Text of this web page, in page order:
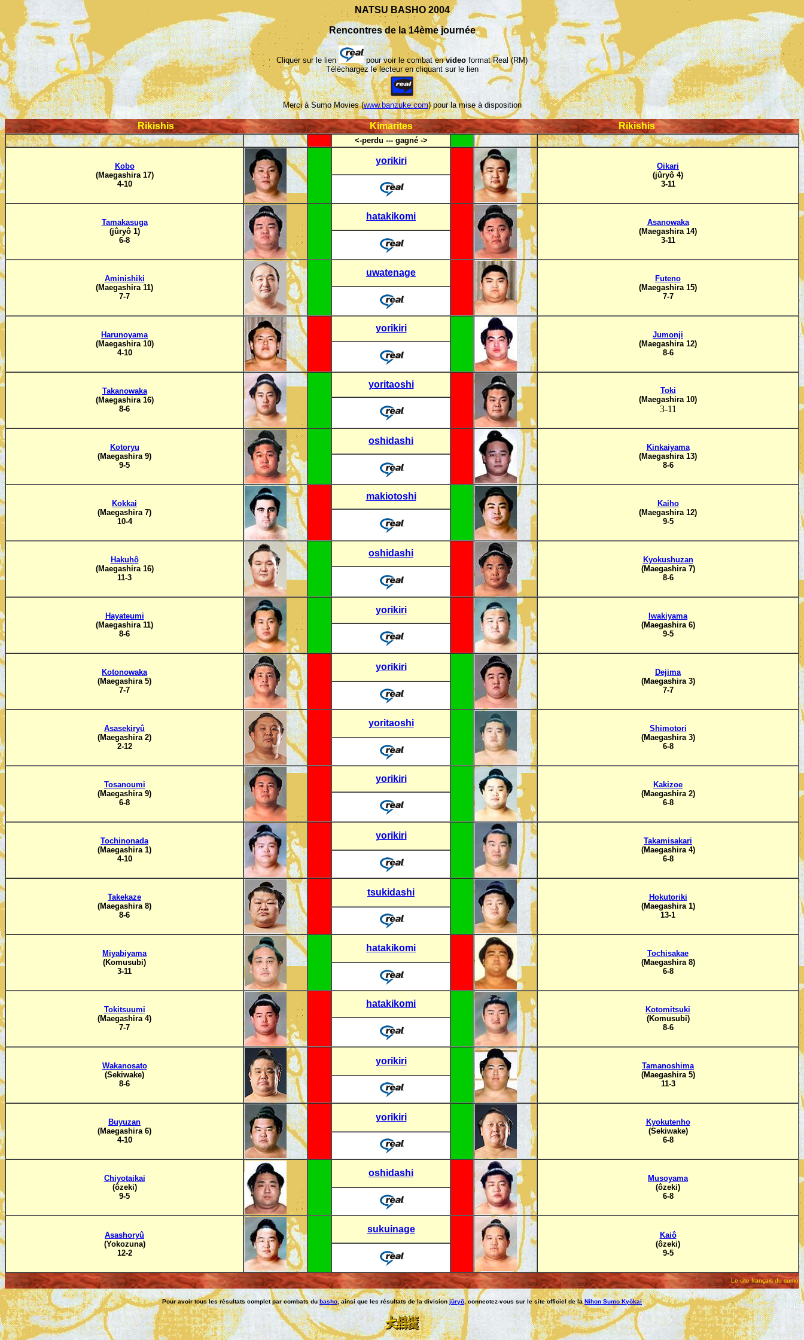
NATSU BASHO 2004
Rencontres de la 14ème journée
Cliquer sur le lien pour voir le combat envideo format Real (RM)
Téléchargez le lecteur en cliquant sur le lien
Merci à Sumo Movies (www.banzuke.com) pour la mise à disposition
Rikishis Kimarites Rikishis
<-perdu --- gagné ->
Kobo
(Maegashira 17)
4-10
yorikiri
Oikari
(jûryô 4)
3-11
Tamakasuga
(jûryô 1)
6-8
hatakikomi
Asanowaka
(Maegashira 14)
3-11
Aminishiki
(Maegashira 11)
7-7
uwatenage
Futeno
(Maegashira 15)
7-7
Harunoyama
(Maegashira 10)
4-10
yorikiri
Jumonji
(Maegashira 12)
8-6
Takanowaka
(Maegashira 16)
8-6
yoritaoshi
Toki
(Maegashira 10)
3-11
Kotoryu
(Maegashira 9)
9-5
oshidashi
Kinkaiyama
(Maegashira 13)
8-6
Kokkai
(Maegashira 7)
10-4
makiotoshi
Kaiho
(Maegashira 12)
9-5
Hakuhô
(Maegashira 16)
11-3
oshidashi
Kyokushuzan
(Maegashira 7)
8-6
Hayateumi
(Maegashira 11)
8-6
yorikiri
Iwakiyama
(Maegashira 6)
9-5
Kotonowaka
(Maegashira 5)
7-7
yorikiri
Dejima
(Maegashira 3)
7-7
Asasekiryû
(Maegashira 2)
2-12
yoritaoshi
Shimotori
(Maegashira 3)
6-8
Tosanoumi
(Maegashira 9)
6-8
yorikiri
Kakizoe
(Maegashira 2)
6-8
Tochinonada
(Maegashira 1)
4-10
yorikiri
Takamisakari
(Maegashira 4)
6-8
Takekaze
(Maegashira 8)
8-6
tsukidashi
Hokutoriki
(Maegashira 1)
13-1
Miyabiyama
(Komusubi)
3-11
hatakikomi
Tochisakae
(Maegashira 8)
6-8
Tokitsuumi
(Maegashira 4)
7-7
hatakikomi
Kotomitsuki
(Komusubi)
8-6
Wakanosato
(Sekiwake)
8-6
yorikiri
Tamanoshima
(Maegashira 5)
11-3
Buyuzan
(Maegashira 6)
4-10
yorikiri
Kyokutenho
(Sekiwake)
6-8
Chiyotaikai
(ôzeki)
9-5
oshidashi
Musoyama
(ôzeki)
6-8
Asashoryû
(Yokozuna)
12-2
sukuinage
Kaiô
(ôzeki)
9-5
Le site français du sumo
Pour avoir tous les résultats complet par combats dubasho, ainsi que les résultats de la divisionjûryô, connectez-vous sur le site officiel de laNihon Sumo Kyôkai